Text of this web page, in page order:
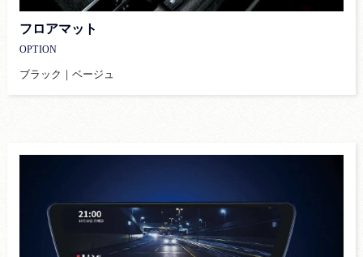
フロアマット
OPTION
ブラック｜ベージュ